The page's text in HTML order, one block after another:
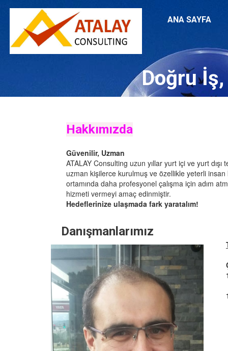
ANA SAYFA
Doğru İş,
Hakkımızda
Güvenilir, Uzman
ATALAY Consulting uzun yıllar yurt içi ve yurt
uzman kişilerce kurulmuş ve özellikle yeterli
ortamında daha profesyonel çalışma için adım
hizmeti vermeyi amaç edinmiştir.
Hedeflerinize ulaşmada fark yaratalım!
Danışmanlarımız